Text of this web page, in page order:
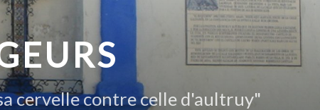
cervelle contre celle d'aultruy"